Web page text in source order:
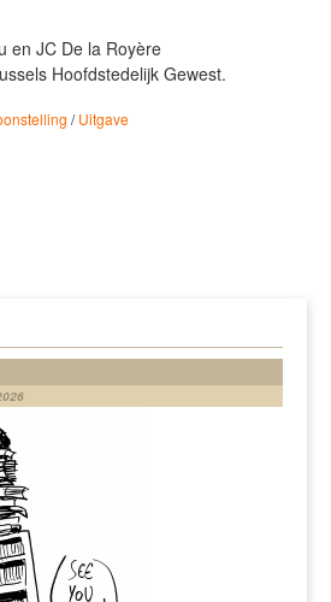
en JC De la Royère
Hoofdstedelijk Gewest.
/Uitgave